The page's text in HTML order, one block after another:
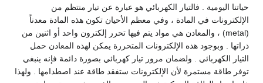
حياتنا اليومية . فالتيار الكهربائي هو عبارة عن تيار منتظم من
الإلكترونات في المادة ، وفي معظم الأحيان تكون هذه المادة معدناً
(metal) ، والمعادن هي مواد يتم فيها تحرر إلكترون واحد أو اثنين من
ذراتها . وبوجود هذه الإلكترونات المتحررة يمكن لهذه المعادن حمل
التيار الكهربائي . ولضمان مرور تيار كهربائي بصورة دائمة فإنه ينبغي
توفر طاقة مستمرة لأن الإلكترونات ستفقد طاقة عند اصطدامها . ولهذا